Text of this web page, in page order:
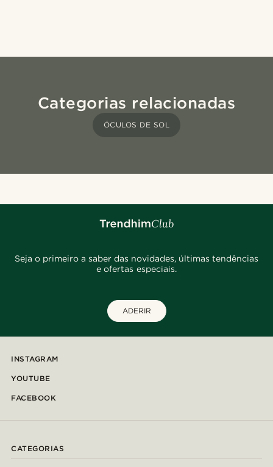
Categorias relacionadas
ÓCULOS DE SOL
Seja o primeiro a saber das novidades, últimas tendências
e ofertas especiais.
ADERIR
INSTAGRAM
YOUTUBE
FACEBOOK
CATEGORIAS